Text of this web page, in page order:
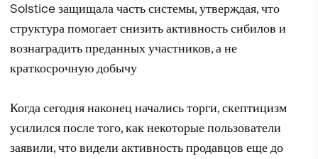
Solstice защищала часть системы, утверждая, что
структура помогает снизить активность сибилов и
вознаградить преданных участников, а не
краткосрочную добычу
Когда сегодня наконец начались торги, скептицизм
усилился после того, как некоторые пользователи
заявили, что видели активность продавцов еще до